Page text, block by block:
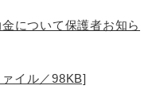
について保護者お知ら
イル／98KB]